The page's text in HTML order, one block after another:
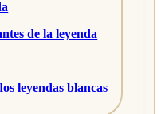
de la leyenda
leyendas blancas